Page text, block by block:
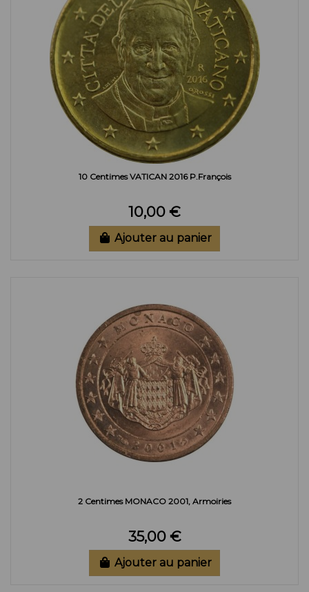
10 Centimes VATICAN 2016 P.François
10,00 €
Ajouter au panier
2 Centimes MONACO 2001, Armoiries
35,00 €
Ajouter au panier